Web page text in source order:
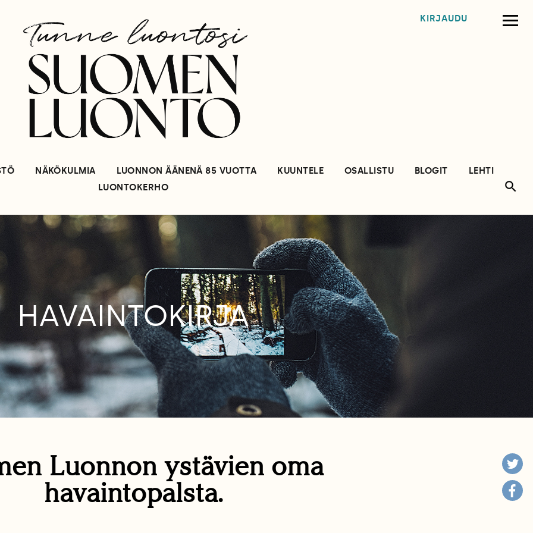
KIRJAUDU
NÄKÖKULMIA LUONNON ÄÄNENÄ 85 VUOTTA KUUNTELE OSALLISTU BLOGIT
LEHTI
LUONTOKERHO
HAVAINTOKIRJA
Luonnon ystävien oma
havaintopalsta.